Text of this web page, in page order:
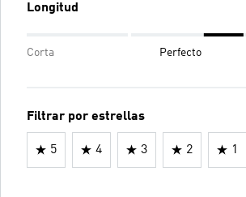
Longitud
Corta Perfecto
Filtrar por estrellas
5 4 3 2 1